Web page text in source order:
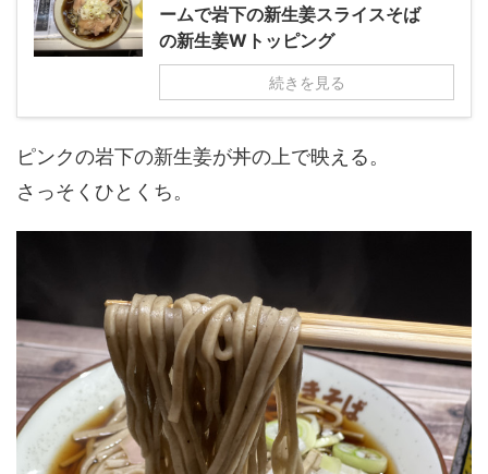
ームで岩下の新生姜スライスそば
の新生姜Wトッピング
続きを見る
ピンクの岩下の新生姜が丼の上で映える。
さっそくひとくち。